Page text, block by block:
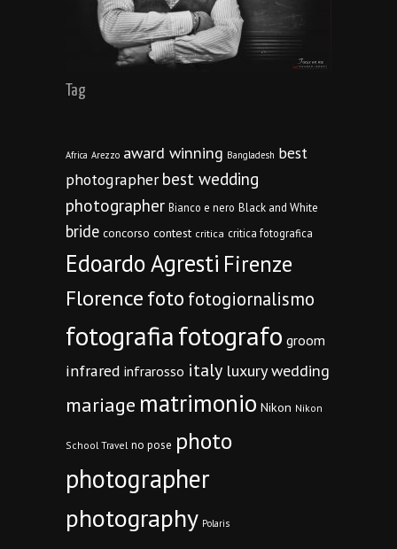
Tag
Africa Arezzo award winning Bangladesh best
photographer best wedding
photographer Bianco e nero Black and White
bride concorso contest critica critica fotografica
Edoardo Agresti Firenze
Florencefoto fotogiornalismo
fotografiafotografo groom
infrared infrarosso italy luxury wedding
mariage matrimonio Nikon Nikon
School Travel no pose photo
photographer
photography Polaris